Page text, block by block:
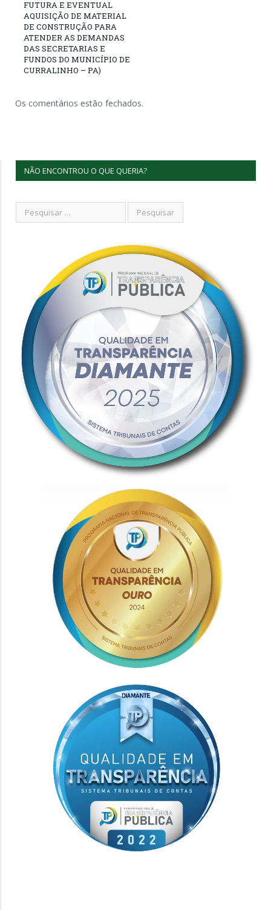
FUTURA E EVENTUAL
AQUISIÇÃO DE MATERIAL
DE CONSTRUÇÃO PARA
ATENDER AS DEMANDAS
DAS SECRETARIAS E
FUNDOS DO MUNICÍPIO DE
CURRALINHO – PA)
Os comentários estão fechados.
NÃO ENCONTROU O QUE QUERIA?